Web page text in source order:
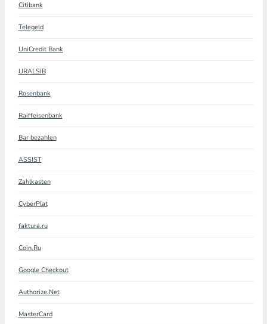
Citibank
Telegeld
UniCredit Bank
URALSIB
Rosenbank
Raiffeisenbank
Bar bezahlen
ASSIST
Zahlkasten
CyberPlat
faktura.ru
Coin.Ru
Google Checkout
Authorize.Net
MasterCard